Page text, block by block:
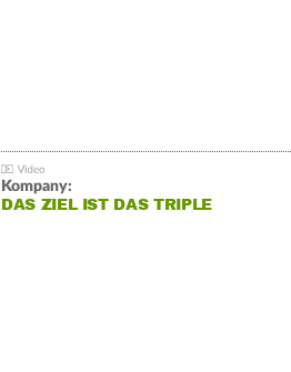
Kompany:
DAS ZIEL IST DAS TRIPLE